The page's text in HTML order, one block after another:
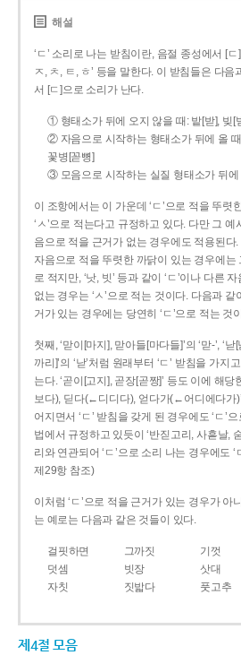
해설
‘ㄷ’ 소리로 나는 받침이란, 음절 종성에서 [
ㅈ, ㅊ, ㅌ, ㅎ’ 등을 말한다. 이 받침들은 다음
서 [ㄷ]으로 소리가 난다.
① 형태소가 뒤에 오지 않을 때: 밭[받], 빚[
② 자음으로 시작하는 형태소가 뒤에 올
꽃병[꼳뼝]
③ 모음으로 시작하는 실질 형태소가 뒤에
이 조항에서는 이 가운데 ‘ㄷ’으로 적을 뚜렷
‘ㅅ’으로 적는다고 규정하고 있다. 다만 그
음으로 적을 근거가 없는 경우에도 적용된다.
자음으로 적을 뚜렷한 까닭이 있는 경우에는
로 적지만, ‘낫, 빗’ 등과 같이 ‘ㄷ’이나 다른
없는 경우는 ‘ㅅ’으로 적는 것이다. 다음과 같
거가 있는 경우에는 당연히 ‘ㄷ’으로 적는 것
첫째, ‘맏이[마지], 맏아들[마다들]’의 ‘맏-’, ‘낟
까리]’의 ‘낟’처럼 원래부터 ‘ㄷ’ 받침을 가지
는다. ‘곧이[고지], 곧장[곧짱]’ 등도 이에 해
보다), 딛다(←디디다), 얻다가(←어디에다가
어지면서 ‘ㄷ’ 받침을 갖게 된 경우에도 ‘ㄷ’
법에서 규정하고 있듯이 ‘반짇고리, 사흗날,
리와 연관되어 ‘ㄷ’으로 소리 나는 경우에도
제29항 참조)
이처럼 ‘ㄷ’으로 적을 근거가 있는 경우가 아
는 예로는 다음과 같은 것들이 있다.
걸핏하면 그까짓 기껏
덧셈
빗장 삿대
자칫
짓밟다 풋고추
제4절 모음